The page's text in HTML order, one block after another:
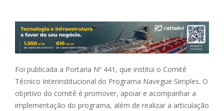
Foi publicada a Portaria Nº 441, que institui o Comitê
Técnico Interinstitucional do Programa Navegue Simples. O
objetivo do comitê é promover, apoiar e acompanhar a
implementação do programa, além de realizar a articulação